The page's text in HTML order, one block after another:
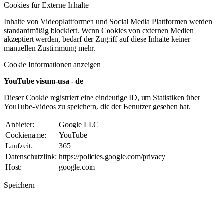
Cookies für Externe Inhalte
Inhalte von Videoplattformen und Social Media Plattformen werden
standardmäßig blockiert. Wenn Cookies von externen Medien
akzeptiert werden, bedarf der Zugriff auf diese Inhalte keiner
manuellen Zustimmung mehr.
Cookie Informationen anzeigen
YouTube visum-usa - de
Dieser Cookie registriert eine eindeutige ID, um Statistiken über
YouTube-Videos zu speichern, die der Benutzer gesehen hat.
Anbieter:
Google LLC
Cookiename:
YouTube
Laufzeit:
365
Datenschutzlink: https://policies.google.com/privacy
Host:
google.com
Speichern